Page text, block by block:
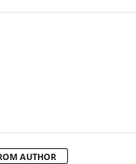
AUTHOR